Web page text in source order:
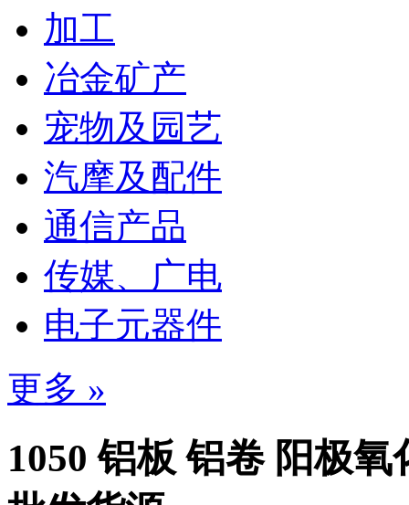
加工
冶金矿产
宠物及园艺
汽摩及配件
通信产品
传媒、广电
电子元器件
更多 »
1050 铝板 铝卷 阳极